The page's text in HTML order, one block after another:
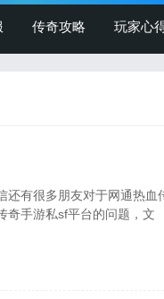
传奇攻略 玩家心
还有很多朋友对于网通热
奇手游私sf平台的问题，文